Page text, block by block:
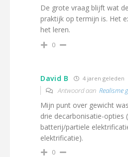
De grote vraag blijft wat
praktijk op termijn is. Het
het leren.
0
David B 4 jaren geleden
Antwoord aan Realisme
Mijn punt over gewicht
drie decarbonisatie-opties
batterij/partiele
elektrificatie).
0